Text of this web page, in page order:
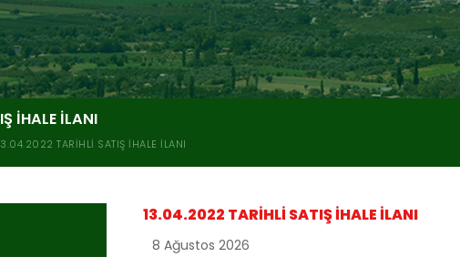
İHALE İLANI
TARIHLI SATIŞ İHALE İLANI
13.04.2022 TARIHLI SATIŞ İHALE İLANI
8 Ağustos 2026